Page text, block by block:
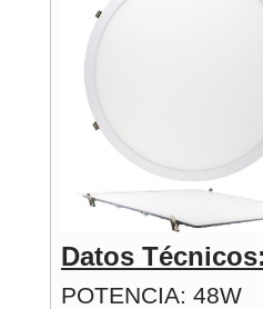
Datos
POTENCIA: 48W